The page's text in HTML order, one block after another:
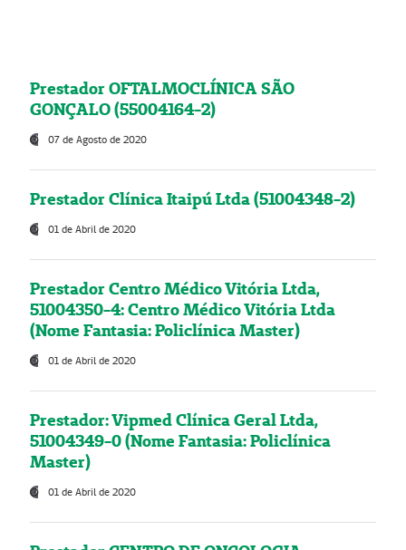
Prestador OFTALMOCLÍNICA SÃO
GONÇALO (55004164-2)
07 de Agosto de 2020
Prestador Clínica Itaipú Ltda (51004348-2)
01 de Abril de 2020
Prestador Centro Médico Vitória Ltda,
51004350-4: Centro Médico Vitória Ltda
(Nome Fantasia: Policlínica Master)
01 de Abril de 2020
Prestador: Vipmed Clínica Geral Ltda,
51004349-0 (Nome Fantasia: Policlínica
Master)
01 de Abril de 2020